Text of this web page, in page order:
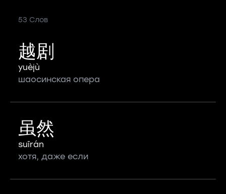
53 Слов
越剧
yuèjù
шаосинская опера
虽然
suīrán
хотя, даже если